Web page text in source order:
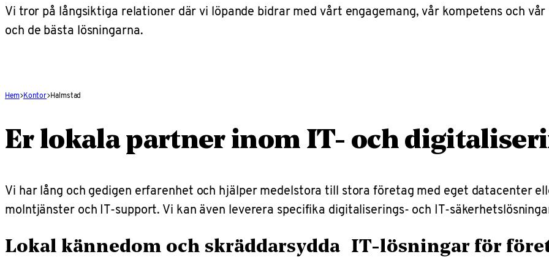
Vi tror på långsiktiga relationer där vi löpande bidrar med vårt engagemang, vår kompetens och
och de bästa lösningarna.
Hem Kontor Halmstad
Er lokala partner inom IT- och
Vi har lång och gedigen erfarenhet och hjälper medelstora till stora företag med eget datacenter
molntjänster och IT-support. Vi kan även leverera specifika digitaliserings- och IT-
Lokal kännedom och skräddarsydda IT-lösningar för